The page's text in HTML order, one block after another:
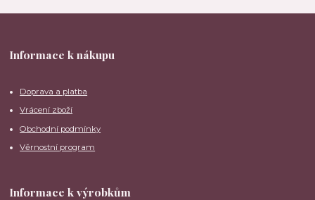
Informace k nákupu
Doprava a platba
Vrácení zboží
Obchodní podmínky
Věrnostní program
Informace k výrobkům